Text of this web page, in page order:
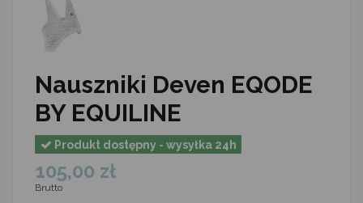
Nauszniki Deven EQODE
BY EQUILINE
Produkt dostępny - wysyłka 24h
105,00 zł
Brutto